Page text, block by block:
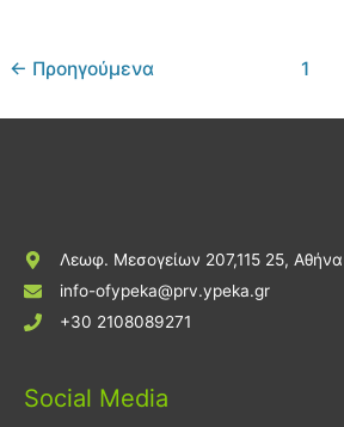
← Προηγούμενα 1
Λεωφ. Μεσογείων 207,115 25, Αθήνα
info-ofypeka@prv.ypeka.gr
+30 2108089271
Social Media